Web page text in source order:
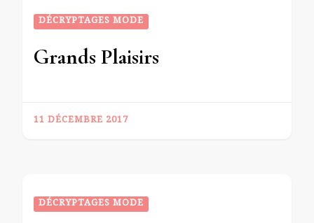
DÉCRYPTAGES MODE
Grands Plaisirs
11 DÉCEMBRE 2017
DÉCRYPTAGES MODE